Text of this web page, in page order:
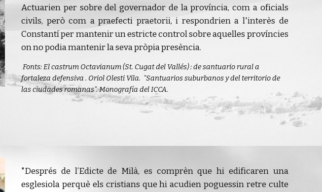
Actuarien per sobre del governador de la província, com a oficials
civils, però com a praefecti praetorii, i respondrien a l'interès de
Constantí per mantenir un estricte control sobre aquelles províncies
on no podia mantenir la seva pròpia presència.
Fonts: El castrum Octavianum (St. Cugat del Vallés) : de santuario rural a
fortaleza defensiva . Oriol Olesti Vila. "Santuarios suburbanos y del territorio de
las ciudades romanas".Monografía del ICCA.
"Després de l’Edicte de Milà, es comprèn que hi edificaren una
esglesiola perquè els cristians que hi acudien poguessin retre culte